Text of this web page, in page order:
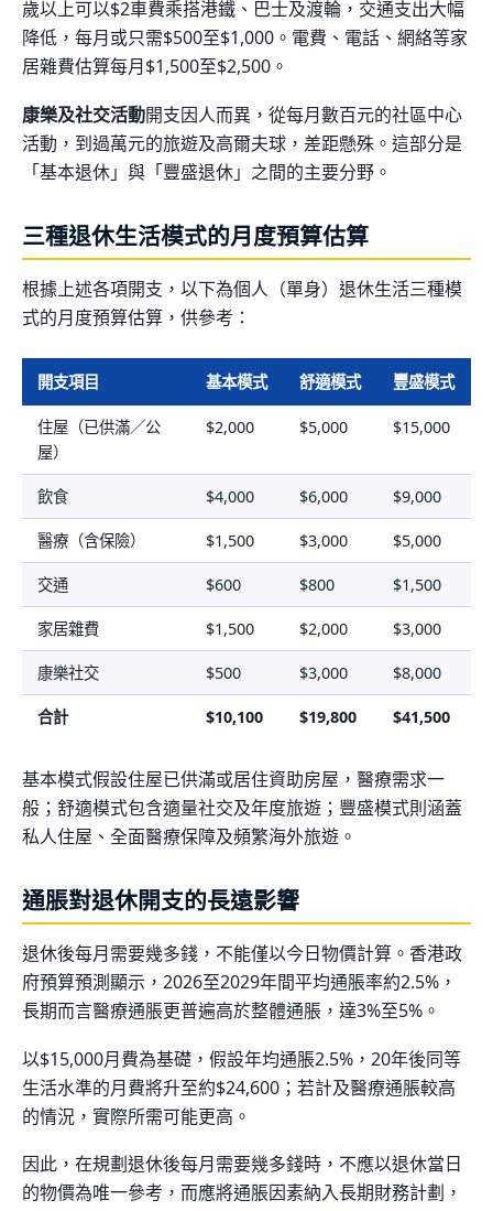
歲以上可以$2車費乘搭港鐵、巴士及渡輪，交通支出大幅
降低，每月或只需$500至$1,000。電費、電話、網絡等家
居雜費估算每月$1,500至$2,500。
康樂及社交活動開支因人而異，從每月數百元的社區中心
活動，到過萬元的旅遊及高爾夫球，差距懸殊。這部分是
「基本退休」與「豐盛退休」之間的主要分野。
三種退休生活模式的月度預算估算
根據上述各項開支，以下為個人（單身）退休生活三種模
式的月度預算估算，供參考：
開支項目 基本模式 舒適模式 豐盛模式
住屋（已供滿／公
屋）
$2,000 $5,000 $15,000
飲食 $4,000 $6,000 $9,000
醫療（含保險） $1,500 $3,000 $5,000
交通 $600 $800 $1,500
家居雜費 $1,500 $2,000 $3,000
康樂社交 $500 $3,000 $8,000
合計 $10,100 $19,800 $41,500
基本模式假設住屋已供滿或居住資助房屋，醫療需求一
般；舒適模式包含適量社交及年度旅遊；豐盛模式則涵蓋
私人住屋、全面醫療保障及頻繁海外旅遊。
通脹對退休開支的長遠影響
退休後每月需要幾多錢，不能僅以今日物價計算。香港政
府預算預測顯示，2026至2029年間平均通脹率約2.5%，
長期而言醫療通脹更普遍高於整體通脹，達3%至5%。
以$15,000月費為基礎，假設年均通脹2.5%，20年後同等
生活水準的月費將升至約$24,600；若計及醫療通脹較高
的情況，實際所需可能更高。
因此，在規劃退休後每月需要幾多錢時，不應以退休當日
的物價為唯一參考，而應將通脹因素納入長期財務計劃，